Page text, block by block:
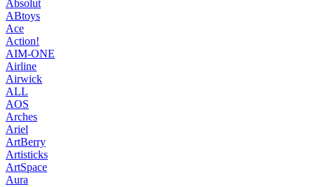
Absolut
ABtoys
Ace
Action!
AIM-ONE
Airline
Airwick
ALL
AOS
Arches
Ariel
ArtBerry
Artisticks
ArtSpace
Aura